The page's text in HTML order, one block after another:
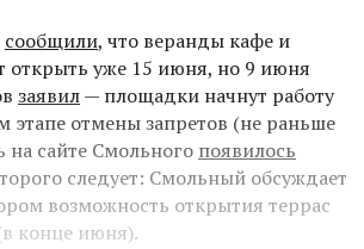
сообщили, что веранды кафе и
открыть уже 15 июня, но 9 июня
заявил— площадки начнут работу
этапе отмены запретов (не раньше
на сайте Смольного появилось
следует: Смольный обсуждает
возможность открытия террас
конце июня).